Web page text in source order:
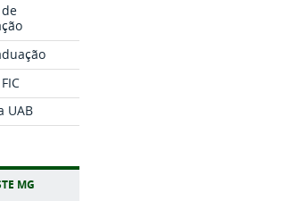
UAB
MG